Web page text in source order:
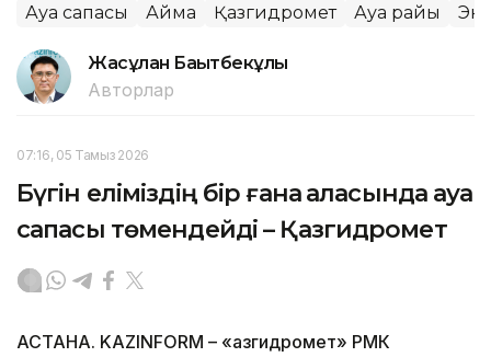
Ауа сапасы Аймақ Қазгидромет Ауа райы
Жасұлан Бақытбекұлы
Авторлар
07:16, 05 Тамыз 2026
Бүгін еліміздің бір ғана қаласында ауа
сапасы төмендейді – Қазгидромет
АСТАНА. KAZINFORM – «Қазгидромет» РМК